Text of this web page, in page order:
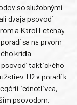
so služobnými
dvaja psovodi
a Karol Letenay
sa na prvom
krídla
psovodi taktického
Už v poradí k
jednotlivca,
psovodom.